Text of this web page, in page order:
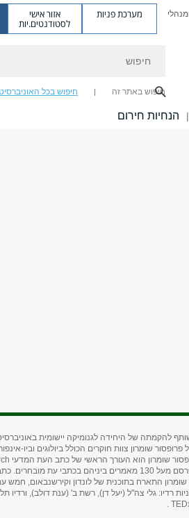
מערכת פניות אזור אישי
לסטודנטים.יות
חיפוש באתר זה חיפוש בכל
| הנחיות חירום
להקמתה של היחידה לגנומיקה יישומית
שומרון צוות חוקרים הכולל ביולוגים וביו-
שומרון הוא העורך הראשי של כתב העת המדעי
, המסייעת למשפחות עם מחלות גנטיות נדירות, ופרסם מעל 130 מאמרים ביניהם
שומרון התארח בתוכנית של לונדון וקירשנבאום, חמש
רדיו: גלי צה"ל (יעל דן), רשת ב' (ענת דולב), ורדיו תל
.